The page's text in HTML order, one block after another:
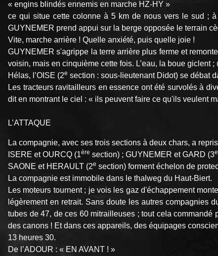
« engins blindés ennemis en marche HZ-HY »
ce qui situe cette colonne à 5 km de nous vers le sud ;
GUYNEMER prend appui sur la berge opposée le terrain
Vite, marche arrière ! Quelle anxiété, puis quelle joie !
GUYNEMER s'agrippe la terre arrière plus ferme et
voisin, mais en cinquième cette fois. L’eau, la boue giclent
Hélas, l’OISE (2e section : sous-lieutenant Didot) se débat
Les tracteurs ravitailleurs en essence ont été survolés à
dit en montrant le ciel : « ils peuvent faire ce qu'ils veulent
L’ATTAQUE
La compagnie, avec ses trois sections à deux chars, a
ISERE et OURCQ (1ère section) ; GUYNEMER et GARD (3e
SAONE et HERAULT (2e section) forment échelon de
La compagnie est immobile dans le thalweg du Haut-Biert.
Les moteurs tournent ; je vois les gaz d'échappement
légèrement en retrait. Sans doute les autres compagnies
tubes de 47, de ces 60 mitrailleuses ; tout cela
des canons ! Et dans ces appareils, des équipages
13 heures 30.
De l’ADOUR : « EN AVANT ! »